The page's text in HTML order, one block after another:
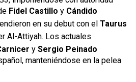
Fidel Castillo y Cándido
en su debut con el Taurus
Al-Attiyah. Los actuales
y Sergio Peinado
manteniéndose en la pelea